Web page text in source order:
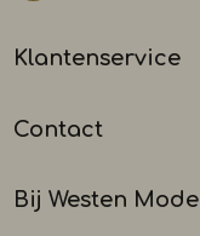
Klantenservice
Contact
Bij Westen Mode